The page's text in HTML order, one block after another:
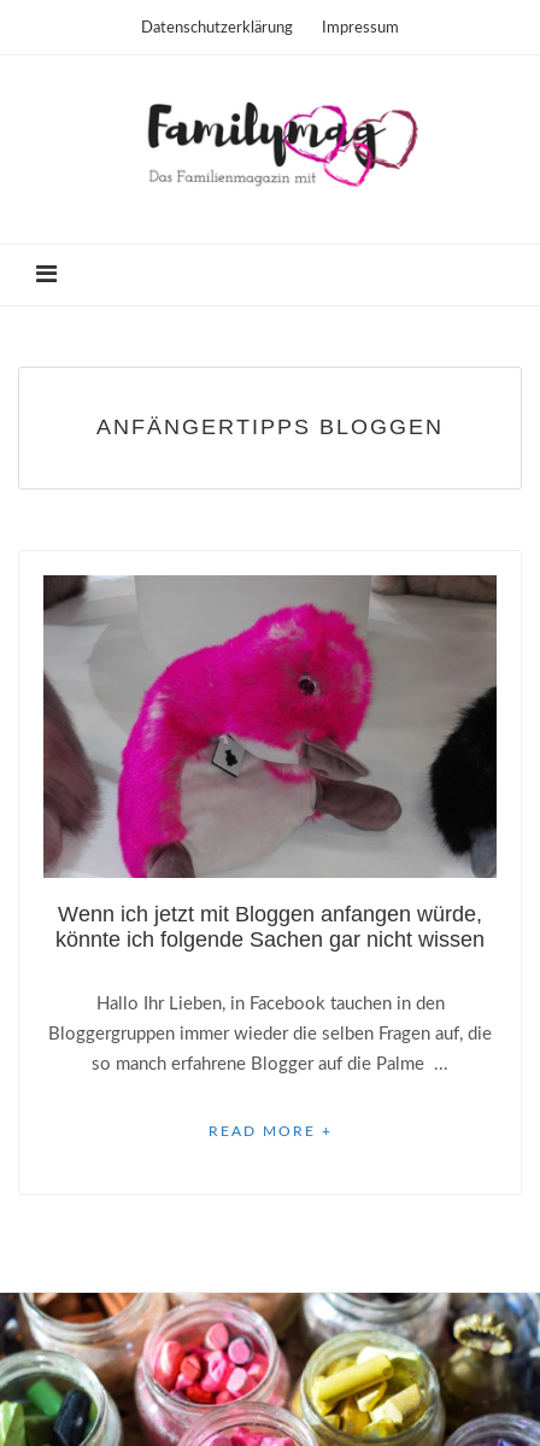
Datenschutzerklärung Impressum
ANFÄNGERTIPPS BLOGGEN
Wenn ich jetzt mit Bloggen anfangen würde,
könnte ich folgende Sachen gar nicht wissen
Hallo Ihr Lieben, in Facebook tauchen in den
Bloggergruppen immer wieder die selben Fragen auf, die
so manch erfahrene Blogger auf die Palme ...
READ MORE +